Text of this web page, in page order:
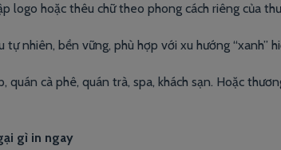
logo hoặc thêu chữ theo phong cách riêng của
tự nhiên, bền vững, phù hợp với xu hướng “xanh”
quán cà phê, quán trà, spa, khách sạn. Hoặc
gì in ngay